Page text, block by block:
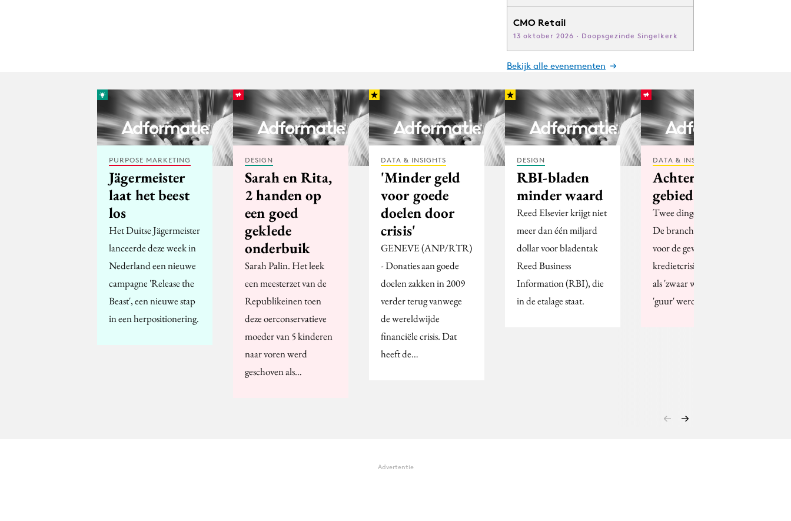
CMO Retail
13 oktober 2026 · Doopsgezinde Singelkerk
Bekijk alle evenementen
PURPOSE MARKETING
Jägermeister
laat het beest
los
Het Duitse Jägermeister
lanceerde deze week in
Nederland een nieuwe
campagne 'Release the
Beast', een nieuwe stap
in een herpositionering.
DESIGN
Sarah en Rita,
2 handen op
een goed
geklede
onderbuik
Sarah Palin. Het leek
een meesterzet van de
Republikeinen toen
deze oerconservatieve
moeder van 5 kinderen
naar voren werd
geschoven als…
DATA & INSIGHTS
'Minder geld
voor goede
doelen door
crisis'
GENEVE (ANP/RTR)
- Donaties aan goede
doelen zakken in 2009
verder terug vanwege
de wereldwijde
financiële crisis. Dat
heeft de…
DESIGN
RBI-bladen
minder waard
Reed Elsevier krijgt niet
meer dan één miljard
dollar voor bladentak
Reed Business
Information (RBI), die
in de etalage staat.
DATA & INSIGHTS
Achtergebleven
gebied
Twee dingen vielen op.
De branche huivert
voor de gevolgen van de
kredietcrisis, metaforen
als 'zwaar weer', 'storm',
'guur' werden niet…
Advertentie